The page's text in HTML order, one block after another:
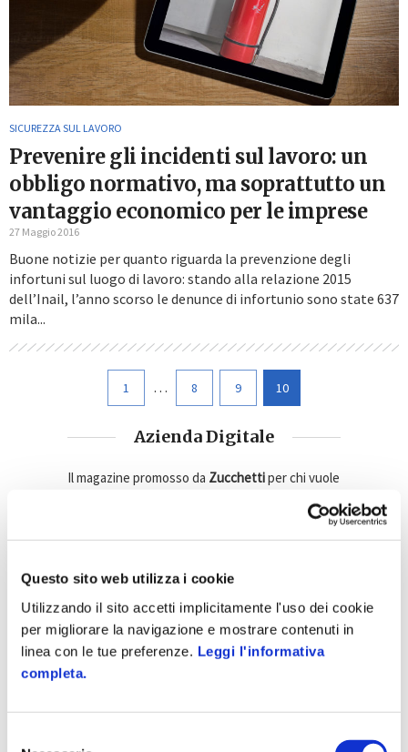
Questo sito web utilizza i cookie
Utilizzando il sito accetti implicitamente l'uso dei cookie
per migliorare la navigazione e mostrare contenuti in
linea con le tue preferenze. Leggi l'informativa
completa.
SICUREZZA SUL LAVORO
Prevenire gli incidenti sul lavoro: un
obbligo normativo, ma soprattutto un
vantaggio economico per le imprese
27 Maggio 2016
Buone notizie per quanto riguarda la prevenzione degli
infortuni sul luogo di lavoro: stando alla relazione 2015
dell’Inail, l’anno scorso le denunce di infortunio sono state 637
mila...
1 … 8 9 10
Azienda Digitale
Il magazine promosso da Zucchettiper chi vuole
ambito di gestione aziendale e sicurezza sul
lavoro.
Tanti articoli e approfondimenti su gestione
che riguarda l'efficienza aziendale.